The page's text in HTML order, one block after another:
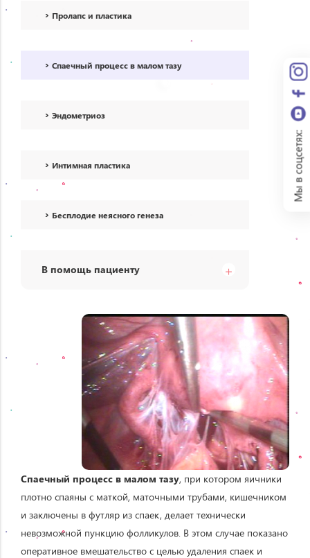
Пролапс и пластика
Спаечный процесс в малом тазу
Эндометриоз
Интимная пластика
Бесплодие неясного генеза
В помощь пациенту
Спаечный процесс в малом тазу, при котором яичники
плотно спаяны с маткой, маточными трубами, кишечником
и заключены в футляр из спаек, делает технически
невозможной пункцию фолликулов. В этом случае показано
оперативное вмешательство с целью удаления спаек и
Мы в соцсетях: